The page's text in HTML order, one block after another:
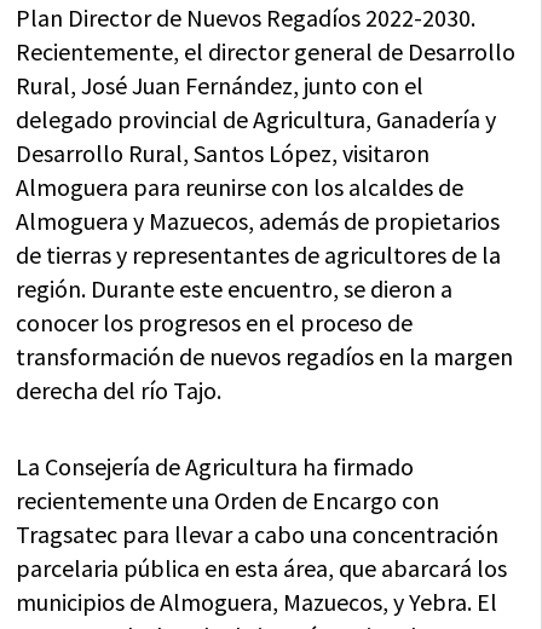
Plan Director de Nuevos Regadíos 2022-2030.
Recientemente, el director general de Desarrollo
Rural, José Juan Fernández, junto con el
delegado provincial de Agricultura, Ganadería y
Desarrollo Rural, Santos López, visitaron
Almoguera para reunirse con los alcaldes de
Almoguera y Mazuecos, además de propietarios
de tierras y representantes de agricultores de la
región. Durante este encuentro, se dieron a
conocer los progresos en el proceso de
transformación de nuevos regadíos en la margen
derecha del río Tajo.
La Consejería de Agricultura ha firmado
recientemente una Orden de Encargo con
Tragsatec para llevar a cabo una concentración
parcelaria pública en esta área, que abarcará los
municipios de Almoguera, Mazuecos, y Yebra. El